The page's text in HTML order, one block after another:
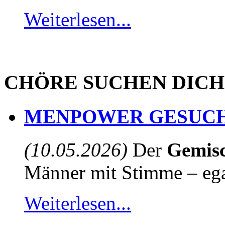
Weiterlesen...
CHÖRE SUCHEN DICH
MENPOWER
(10.05.2026) Der
Männer mit Stimme –
Weiterlesen...